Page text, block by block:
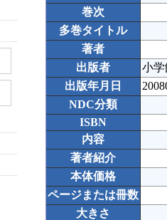
巻次
多巻タイトル
著者
出版者
小学
出版年月日
NDC分類
ISBN
内容
著者紹介
本体価格
ページまたは冊数
大きさ